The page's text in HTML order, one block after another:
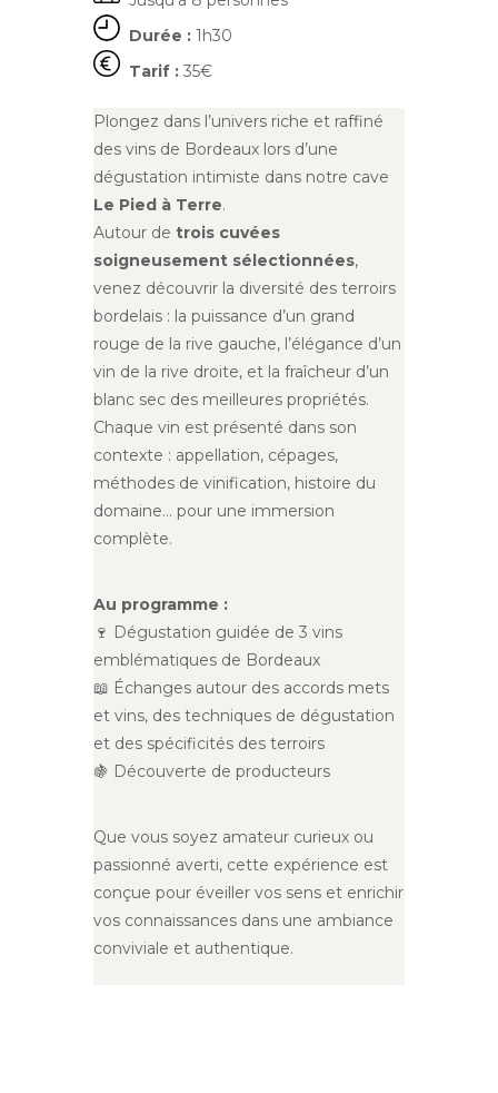
Durée : 1h30
Tarif : 35€
Plongez dans l’univers riche et raffiné
des vins de Bordeaux lors d’une
dégustation intimiste dans notre cave
Le Pied à Terre.
Autour de trois cuvées
soigneusement sélectionnées,
venez découvrir la diversité des terroirs
bordelais : la puissance d’un grand
rouge de la rive gauche, l’élégance d’un
vin de la rive droite, et la fraîcheur d’un
blanc sec des meilleures propriétés.
Chaque vin est présenté dans son
contexte : appellation, cépages,
méthodes de vinification, histoire du
domaine… pour une immersion
complète.
Au programme :
🍷 Dégustation guidée de 3 vins
emblématiques de Bordeaux
📖 Échanges autour des accords mets
et vins, des techniques de dégustation
et des spécificités des terroirs
🍇 Découverte de producteurs
Que vous soyez amateur curieux ou
passionné averti, cette expérience est
conçue pour éveiller vos sens et enrichir
vos connaissances dans une ambiance
conviviale et authentique.